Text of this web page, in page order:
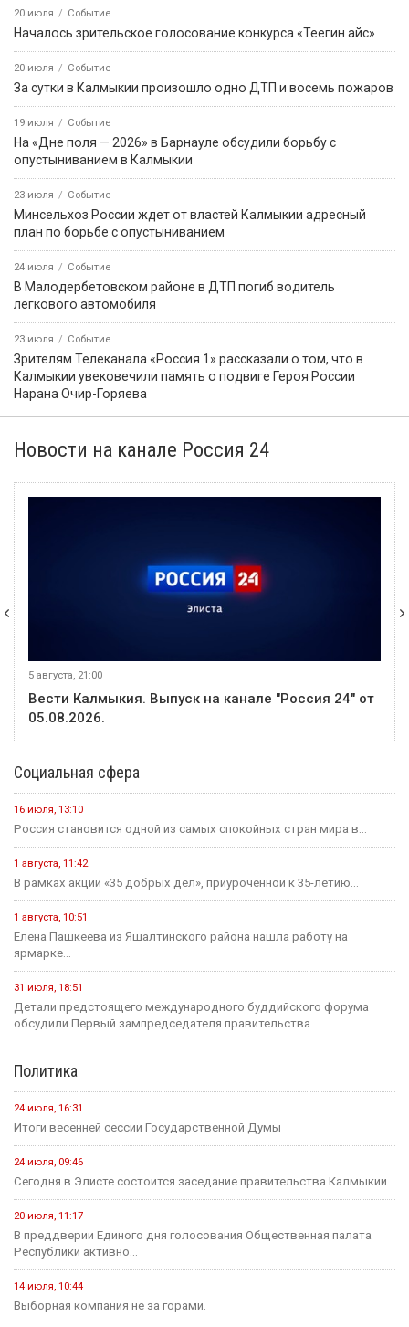
20 июля Событие
Началось зрительское голосование конкурса «Теегин айс»
20 июля Событие
За сутки в Калмыкии произошло одно ДТП и восемь пожаров
19 июля Событие
На «Дне поля — 2026» в Барнауле обсудили борьбу с
опустыниванием в Калмыкии
23 июля Событие
Минсельхоз России ждет от властей Калмыкии адресный
план по борьбе с опустыниванием
24 июля Событие
В Малодербетовском районе в ДТП погиб водитель
легкового автомобиля
23 июля Событие
Зрителям Телеканала «Россия 1» рассказали о том, что в
Калмыкии увековечили память о подвиге Героя России
Нарана Очир-Горяева
Новости на канале Россия 24
5 августа, 21:00
Вести Калмыкия. Выпуск на канале "Россия 24" от
05.08.2026.
Социальная сфера
16 июля, 13:10
Россия становится одной из самых спокойных стран мира в...
1 августа, 11:42
В рамках акции «35 добрых дел», приуроченной к 35-летию...
1 августа, 10:51
Елена Пашкеева из Яшалтинского района нашла работу на
ярмарке...
31 июля, 18:51
Детали предстоящего международного буддийского форума
обсудили Первый зампредседателя правительства...
Политика
24 июля, 16:31
Итоги весенней сессии Государственной Думы
24 июля, 09:46
Сегодня в Элисте состоится заседание правительства Калмыкии.
20 июля, 11:17
В преддверии Единого дня голосования Общественная палата
Республики активно...
14 июля, 10:44
Выборная компания не за горами.